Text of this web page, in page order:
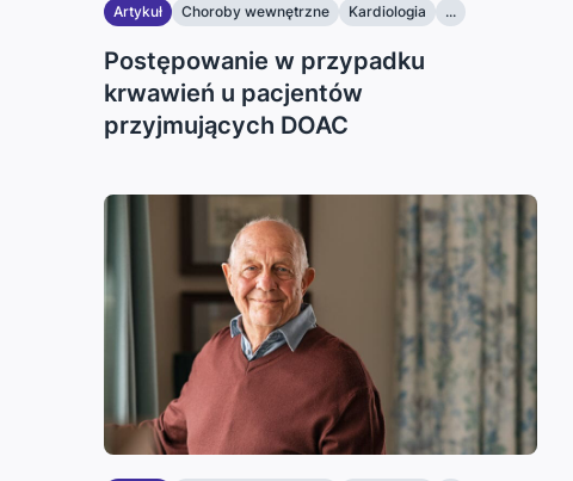
Artykuł Choroby wewnętrzne Kardiologia ...
Postępowanie w przypadku
krwawień u pacjentów
przyjmujących DOAC